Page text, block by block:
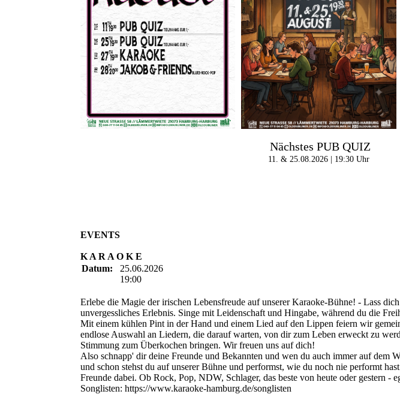
Nächstes PUB QUIZ
11. & 25.08.2026 | 19:30 Uhr
EVENTS
K A R A O K E
Datum:
25.06.2026
19:00
Erlebe die Magie der irischen Lebensfreude auf unserer Karaoke-Bühne! - Lass
unvergessliches Erlebnis. Singe mit Leidenschaft und Hingabe, während du die
Mit einem kühlen Pint in der Hand und einem Lied auf den Lippen feiern wir
endlose Auswahl an Liedern, die darauf warten, von dir zum Leben erweckt zu
Stimmung zum Überkochen bringen. Wir freuen uns auf dich!
Also schnapp' dir deine Freunde und Bekannten und wen du auch immer auf dem
und schon stehst du auf unserer Bühne und performst, wie du noch nie performt
Freunde dabei. Ob Rock, Pop, NDW, Schlager, das beste von heute oder gestern -
Songlisten: https://www.karaoke-hamburg.de/songlisten